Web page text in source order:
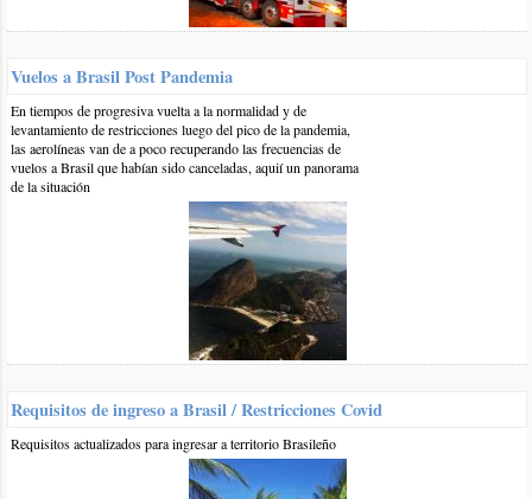
El artículo comentado está vinculado a las siguientes categorías y
Farol de Santa Marta Playas del Sur de Brasil
Santa Catarina Playas de Brasil
Otros comentarios en artículo:
Farol de Santa Marta, sur de Brasil poco conocido
0 13-dic-2019::por:Javier
Me gustaria ir el 17 de febrero ahi desde Uruguay vos q me
reconmendas alquilar algo ahi p ya fijarme algo aca y
0 27-dic-2018::por:
Guillermo
Vuelos a Brasil Post Pandemia
En tiempos de progresiva vuelta a la normalidad y de
levantamiento de restricciones luego del pico de la pandemia,
las aerolíneas van de a poco recuperando las frecuencias de
vuelos a Brasil que habían sido canceladas, aquií un panorama
de la situación
Requisitos de ingreso a Brasil / Restricciones Covid
Requisitos actualizados para ingresar a territorio Brasileño